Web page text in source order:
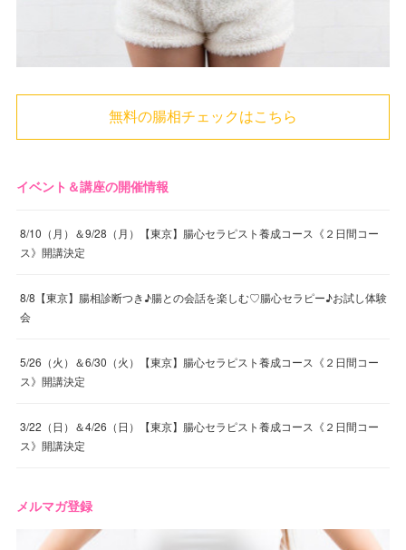
無料の腸相チェックはこちら
イベント＆講座の開催情報
8/10（月）＆9/28（月）【東京】腸心セラピスト養成コース《２日間コー
ス》開講決定
8/8【東京】腸相診断つき♪腸との会話を楽しむ♡腸心セラピー♪お試し体験
会
5/26（火）＆6/30（火）【東京】腸心セラピスト養成コース《２日間コー
ス》開講決定
3/22（日）＆4/26（日）【東京】腸心セラピスト養成コース《２日間コー
ス》開講決定
メルマガ登録